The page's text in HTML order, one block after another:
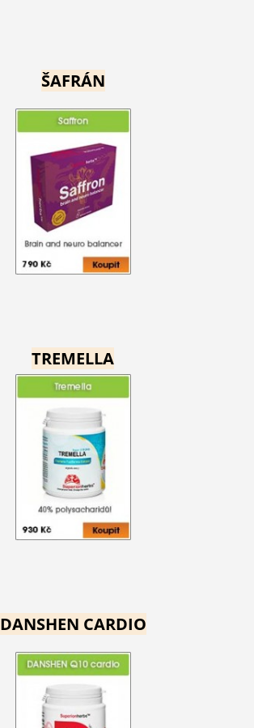
ŠAFRÁN
TREMELLA
DANSHEN CARDIO